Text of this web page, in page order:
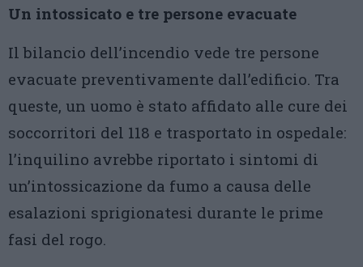
Un intossicato e tre persone evacuate
Il bilancio dell’incendio vede tre persone
evacuate preventivamente dall’edificio. Tra
queste, un uomo è stato affidato alle cure dei
soccorritori del 118 e trasportato in ospedale:
l’inquilino avrebbe riportato i sintomi di
un’intossicazione da fumo a causa delle
esalazioni sprigionatesi durante le prime
fasi del rogo.